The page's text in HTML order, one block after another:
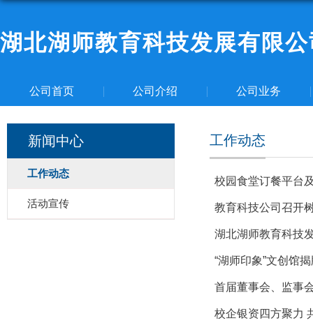
湖北湖师教育科技发展有限
公司首页 公司介绍 公司业务
新闻中心
工作动态
活动宣传
工作动态
校园食堂订餐平台
教育科技公司召开
湖北湖师教育科技
“湖师印象”文创馆
首届董事会、监事
校企银资四方聚力